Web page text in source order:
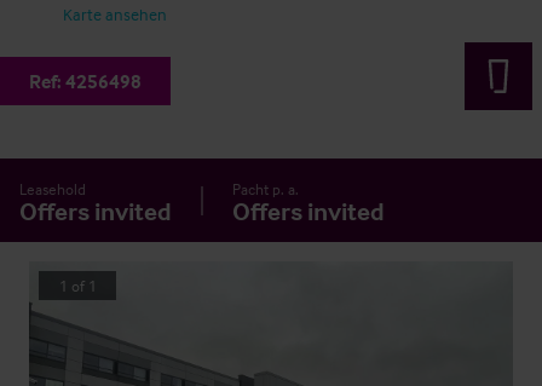
Karte ansehen
Ref: 4256498
Leasehold
Offers invited
Pacht p. a.
Offers invited
1 of 1